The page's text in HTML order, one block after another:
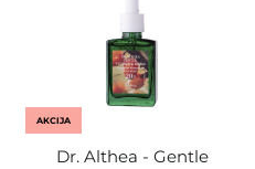
AKCIJA
Dr. Althea - Gentle